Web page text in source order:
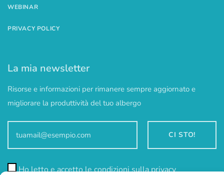
WEBINAR
PRIVACY POLICY
La mia newsletter
Risorse e informazioni per rimanere sempre aggiornato e
migliorare la produttività del tuo albergo
Ho letto e accetto le condizioni sulla privacy